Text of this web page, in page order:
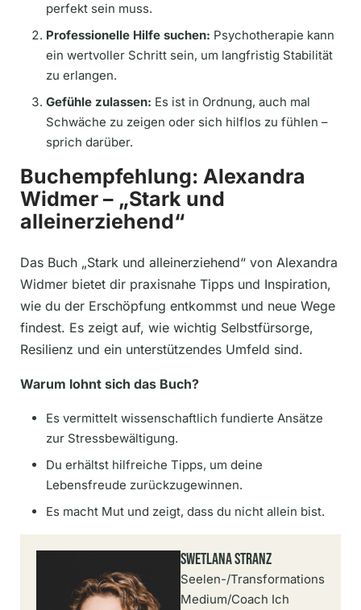
perfekt sein muss.
Professionelle Hilfe suchen: Psychotherapie kann
ein wertvoller Schritt sein, um langfristig Stabilität
zu erlangen.
Gefühle zulassen: Es ist in Ordnung, auch mal
Schwäche zu zeigen oder sich hilflos zu fühlen –
sprich darüber.
Buchempfehlung: Alexandra
Widmer – „Stark und
alleinerziehend“
Das Buch „Stark und alleinerziehend“ von Alexandra
Widmer bietet dir praxisnahe Tipps und Inspiration,
wie du der Erschöpfung entkommst und neue Wege
findest. Es zeigt auf, wie wichtig Selbstfürsorge,
Resilienz und ein unterstützendes Umfeld sind.
Warum lohnt sich das Buch?
Es vermittelt wissenschaftlich fundierte Ansätze
zur Stressbewältigung.
Du erhältst hilfreiche Tipps, um deine
Lebensfreude zurückzugewinnen.
Es macht Mut und zeigt, dass du nicht allein bist.
Swetlana Stranz
Seelen-/Transformations
Medium/Coach Ich